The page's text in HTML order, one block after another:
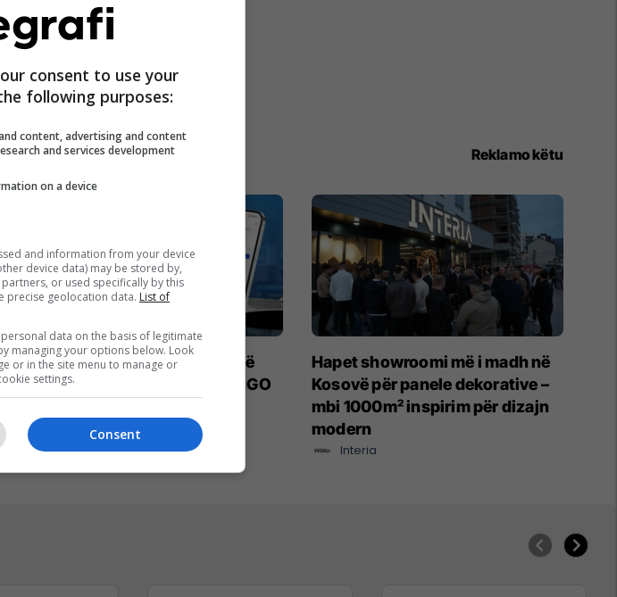
Reklamo këtu
Një mënyrë më e zgjuar për të
udhëtuar: Si funksionon RruGO
Hapet showroomi më i madh në
Kosovë për panele dekorative –
mbi 1000m² inspirim për dizajn
modern
Interia
consent to use your
following purposes:
content, advertising and content
and services development
on a device
and information from your device
device data) may be stored by,
or used specifically by this
precise geolocation data. List of
data on the basis of legitimate
managing your options below. Look
or in the site menu to manage or
settings.
Consent